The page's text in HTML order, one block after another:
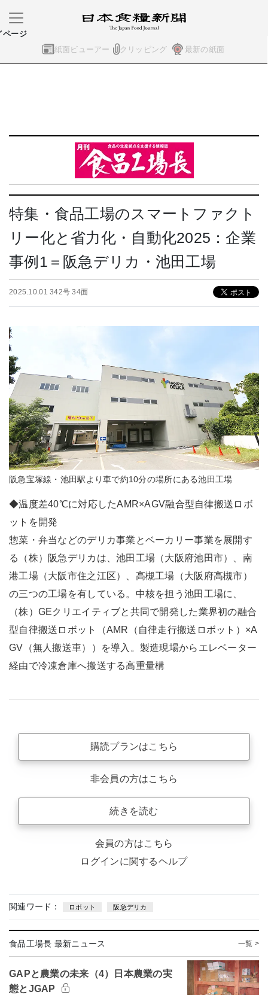
紙面ビューアー クリッピング 最新の紙面
ページ
特集・食品工場のスマートファクト
リー化と省力化・自動化2025：企業
事例1＝阪急デリカ・池田工場
2025.10.01 342号 34面
阪急宝塚線・池田駅より車で約10分の場所にある池田工場
◆温度差40℃に対応したAMR×AGV融合型自律搬送ロボ
ットを開発
惣菜・弁当などのデリカ事業とベーカリー事業を展開す
る（株）阪急デリカは、池田工場（大阪府池田市）、南
港工場（大阪市住之江区）、高槻工場（大阪府高槻市）
の三つの工場を有している。中核を担う池田工場に、
（株）GEクリエイティブと共同で開発した業界初の融合
型自律搬送ロボット（AMR（自律走行搬送ロボット）×A
GV（無人搬送車））を導入。製造現場からエレベーター
経由で冷凍倉庫へ搬送する高重量構
購読プランはこちら
非会員の方はこちら
続きを読む
会員の方はこちら
ログインに関するヘルプ
関連ワード： ロボット 阪急デリカ
食品工場長 最新ニュース 一覧 >
GAPと農業の未来（4）日本農業の実
態とJGAP